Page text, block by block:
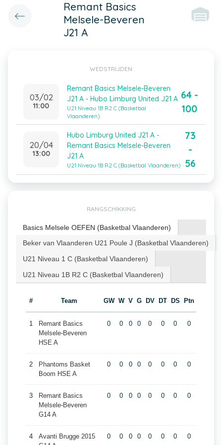
Remant Basics
Melsele-Beveren
J21 A
WEDSTRIJDEN
03/02
11:00
Remant Basics Melsele-Beveren
J21 A - Hubo Limburg United J21 A
U21 Niveau 1B R2 C (Basketbal
Vlaanderen)
64 -
100
20/04
13:00
Hubo Limburg United J21 A -
Remant Basics Melsele-Beveren
J21 A
U21 Niveau 1B R2 C (Basketbal Vlaanderen)
73
-
56
RANGSCHIKKING
Basics Melsele OEFEN (Basketbal Vlaanderen)
Beker van Vlaanderen U21 Poule J (Basketbal Vlaanderen)
U21 Niveau 1 C (Basketbal Vlaanderen)
U21 Niveau 1B R2 C (Basketbal Vlaanderen)
# Team GW W V G DV DT DS Ptn
1
Remant Basics
Melsele-Beveren
HSE A
0 0 0 0 0 0 0 0
2
Phantoms Basket
Boom HSE A
0 0 0 0 0 0 0 0
3
Remant Basics
Melsele-Beveren
G14 A
0 0 0 0 0 0 0 0
4
Avanti Brugge 2015
0 0 0 0 0 0 0 0